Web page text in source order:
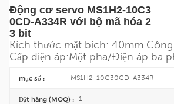
Động cơ servo MS1H2-10C3
0CD-A334R với bộ mã hóa 2
3 bit
Kích thước mặt bích: 40mm
Cấp điện áp:Một pha/Điện áp ba
mục số : MS1H2-10C30CD-A334R
Đặt hàng (MOQ) : 1